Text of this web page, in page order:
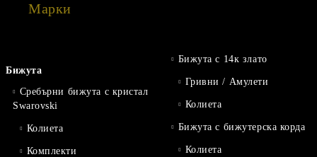
Марки
Бижута
Сребърни бижута с кристал
Swarovski
Колиета
Комплекти
Бижута с 14к злато
Гривни / Амулети
Колиета
Бижута с бижутерска корда
Колиета